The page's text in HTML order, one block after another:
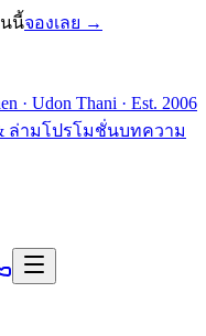
นนี้จองเลย →
· Udon Thani · Est. 2006
ล่ามโปรโมชั่นบทความ